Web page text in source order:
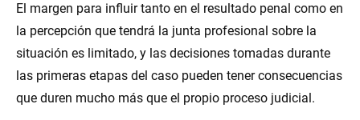
El margen para influir tanto en el resultado penal como en
la percepción que tendrá la junta profesional sobre la
situación es limitado, y las decisiones tomadas durante
las primeras etapas del caso pueden tener consecuencias
que duren mucho más que el propio proceso judicial.